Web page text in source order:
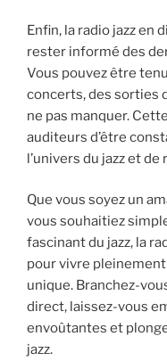
Enfin, la radio jazz en
rester informé des
Vous pouvez être
concerts, des sorties
ne pas manquer.
auditeurs d’être
l’univers du jazz et
Que vous soyez un
vous souhaitiez
fascinant du jazz, la
pour vivre
unique. Branchez-
direct, laissez-vous
envoûtantes et
jazz.